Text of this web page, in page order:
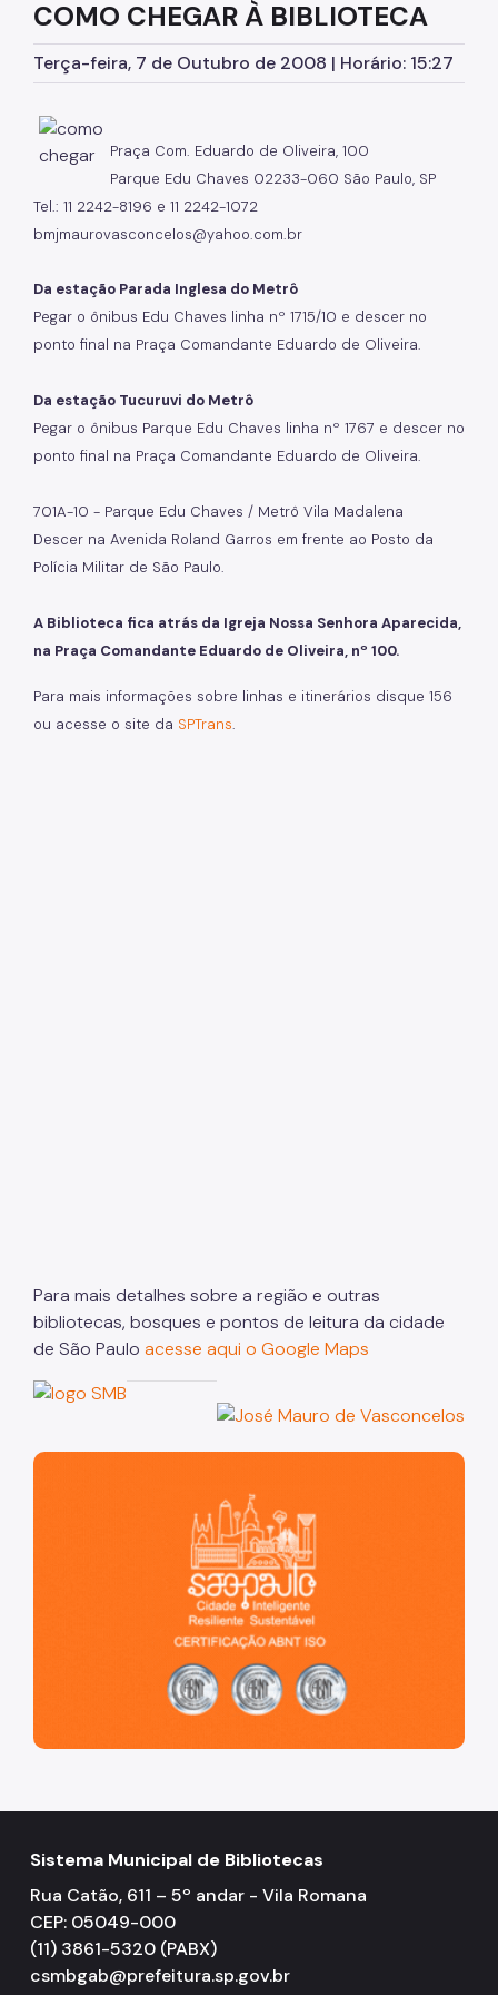
Biblioteca Monteiro Lobato
Biblioteca do AHM
Bibliotecas do CCSP
Bibliotecas Temáticas
Biblioteca Mário de Andrade
COMO CHEGAR À BIBLIOTECA
Terça-feira, 7 de Outubro de 2008 | Horário: 15:27
Praça Com. Eduardo de Oliveira, 100
Parque Edu Chaves 02233-060 São Paulo, SP
Tel.: 11 2242-8196 e 11 2242-1072
bmjmaurovasconcelos@yahoo.com.br
Da estação Parada Inglesa do Metrô
Pegar o ônibus Edu Chaves linha nº 1715/10 e descer no
ponto final na Praça Comandante Eduardo de Oliveira.
Da estação Tucuruvi do Metrô
Pegar o ônibus Parque Edu Chaves linha nº 1767 e descer no
ponto final na Praça Comandante Eduardo de Oliveira.
701A-10 - Parque Edu Chaves / Metrô Vila Madalena
Descer na Avenida Roland Garros em frente ao Posto da
Polícia Militar de São Paulo.
A Biblioteca fica atrás da Igreja Nossa Senhora Aparecida,
na Praça Comandante Eduardo de Oliveira, nº 100.
Para mais informações sobre linhas e itinerários disque 156
ou acesse o site da SPTrans.
Para mais detalhes sobre a região e outras
bibliotecas, bosques e pontos de leitura da cidade
de São Paulo acesse aqui o Google Maps
São Paulo, cidade inteligente, resiliente e sustentável
Sistema Municipal de Bibliotecas
Rua Catão, 611 – 5º andar - Vila Romana
CEP: 05049-000
(11) 3861-5320 (PABX)
csmbgab@prefeitura.sp.gov.br